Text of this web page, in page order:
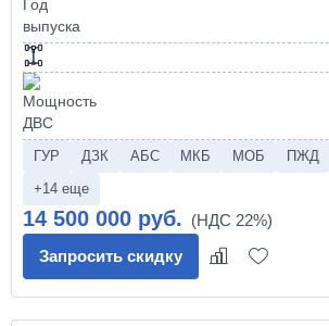
ГУР ДЗК АБС МКБ МОБ ПЖД
+14 еще
14 500 000 руб.
Запросить скидку